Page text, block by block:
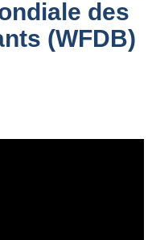
des
(WFDB)